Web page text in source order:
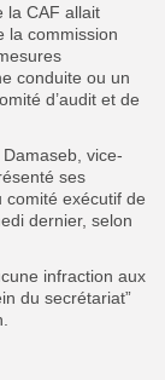
la CAF allait
la commission
conduite ou un
d’audit et de
vice-
ses
comité exécutif de
dernier, selon
infraction aux
du secrétariat”